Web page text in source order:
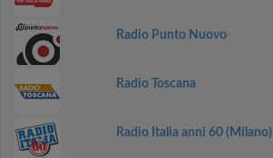
Radio Punto Nuovo
Radio Toscana
Radio Italia anni 60 (Milano)